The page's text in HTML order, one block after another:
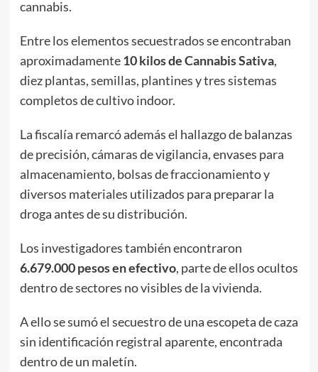
cannabis.
Entre los elementos secuestrados se encontraban
aproximadamente10 kilos de Cannabis Sativa,
diez plantas, semillas, plantines y tres sistemas
completos de cultivo indoor.
La fiscalía remarcó además el hallazgo de balanzas
de precisión, cámaras de vigilancia, envases para
almacenamiento, bolsas de fraccionamiento y
diversos materiales utilizados para preparar la
droga antes de su distribución.
Los investigadores también encontraron
6.679.000 pesos en efectivo, parte de ellos ocultos
dentro de sectores no visibles de la vivienda.
A ello se sumó el secuestro de una escopeta de caza
sin identificación registral aparente, encontrada
dentro de un maletín.